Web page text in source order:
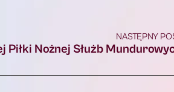
NASTĘPNY
Piłki Nożnej Służb